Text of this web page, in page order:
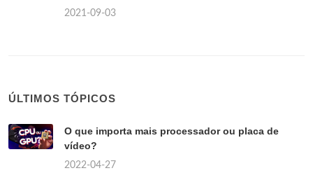
2021-09-03
ÚLTIMOS TÓPICOS
O que importa mais processador ou placa de
vídeo?
2022-04-27